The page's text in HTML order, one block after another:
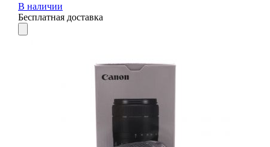
В наличии
Бесплатная доставка